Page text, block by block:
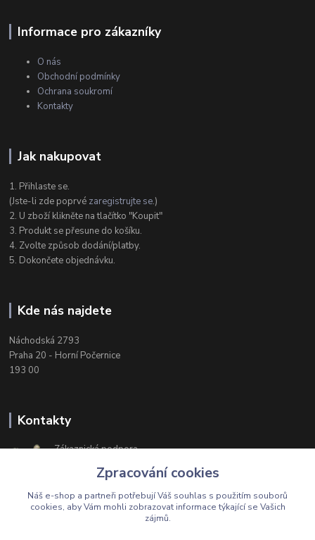
Informace pro zákazníky
O nás
Obchodní podmínky
Ochrana soukromí
Kontakty
Jak nakupovat
1. Přihlaste se.
(Jste-li zde poprvé zaregistrujte se.)
2. U zboží klikněte na tlačítko "Koupit"
3. Produkt se přesune do košíku.
4. Zvolte způsob dodání/platby.
5. Dokončete objednávku.
Kde nás najdete
Náchodská 2793
Praha 20 - Horní Počernice
193 00
Kontakty
Zákaznická podpora
+420 603 174 975
Po-Čt, 8-16 hod. Pá 8-14 hod.
Zpracování cookies
Náš e-shop a partneři potřebují Váš souhlas s použitím souborů
cookies, aby Vám mohli zobrazovat informace týkající se Vašich
zájmů.